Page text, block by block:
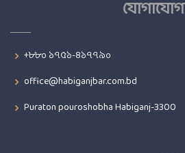
যোগাযোগ
+৮৮০ ১৭৫১-৪১৭৭৯০
office@habiganjbar.com.bd
Puraton pouroshobha Habiganj-3300